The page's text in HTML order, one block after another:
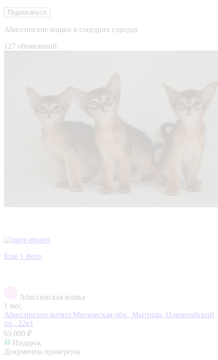
Подписаться
Абиссинские кошки в соседних городах
127 объявлений
Еще 1 фото
Абиссинская кошка
1 мес.
Абиссинские котята Московская обл., Мытищи, Олимпийский
пр., 22к1
65 000 ₽
Подарок
Документы проверены